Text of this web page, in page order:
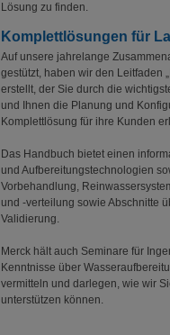
Lösung zu finden.
Komplettlösungen für
Auf unsere jahrelange
gestützt, haben wir den Leitfaden
erstellt, der Sie durch die
und Ihnen die Planung und
Komplettlösung für ihre Kunden
Das Handbuch bietet einen
und Aufbereitungstechnologien
Vorbehandlung,
und -verteilung sowie Abschnitte
Validierung.
Merck hält auch Seminare für
Kenntnisse über
vermitteln und darlegen, wie wir
unterstützen können.